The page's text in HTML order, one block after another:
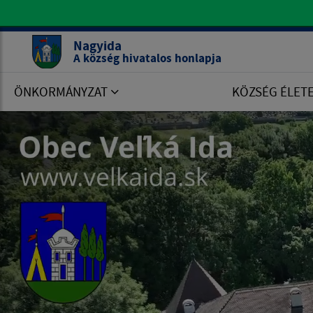
Nagyida
A község hivatalos honlapja
ÖNKORMÁNYZAT KÖZSÉG ÉLETE